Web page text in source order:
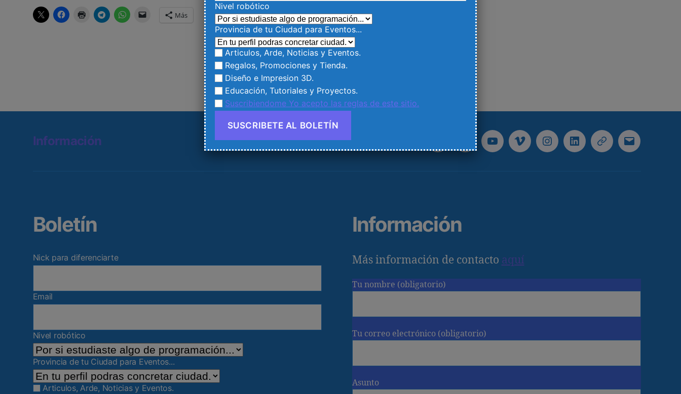
Más
Información FacebookTwitterYoutubeVimeoInstagramLinkedinTelegramCorreo
Boletín
Nick para diferenciarte
Email
Nivel robótico
Provincia de tu Ciudad para Eventos...
Articulos, Arde, Noticias y Eventos.
Información
Más información de contacto aquí
Tu nombre (obligatorio)
Tu correo electrónico (obligatorio)
Asunto
Nivel robótico
Provincia de tu Ciudad para Eventos...
Articulos, Arde, Noticias y Eventos.
Regalos, Promociones y Tienda.
Diseño e Impresion 3D.
Educación, Tutoriales y Proyectos.
Suscribiendome Yo acepto las reglas de este sitio.